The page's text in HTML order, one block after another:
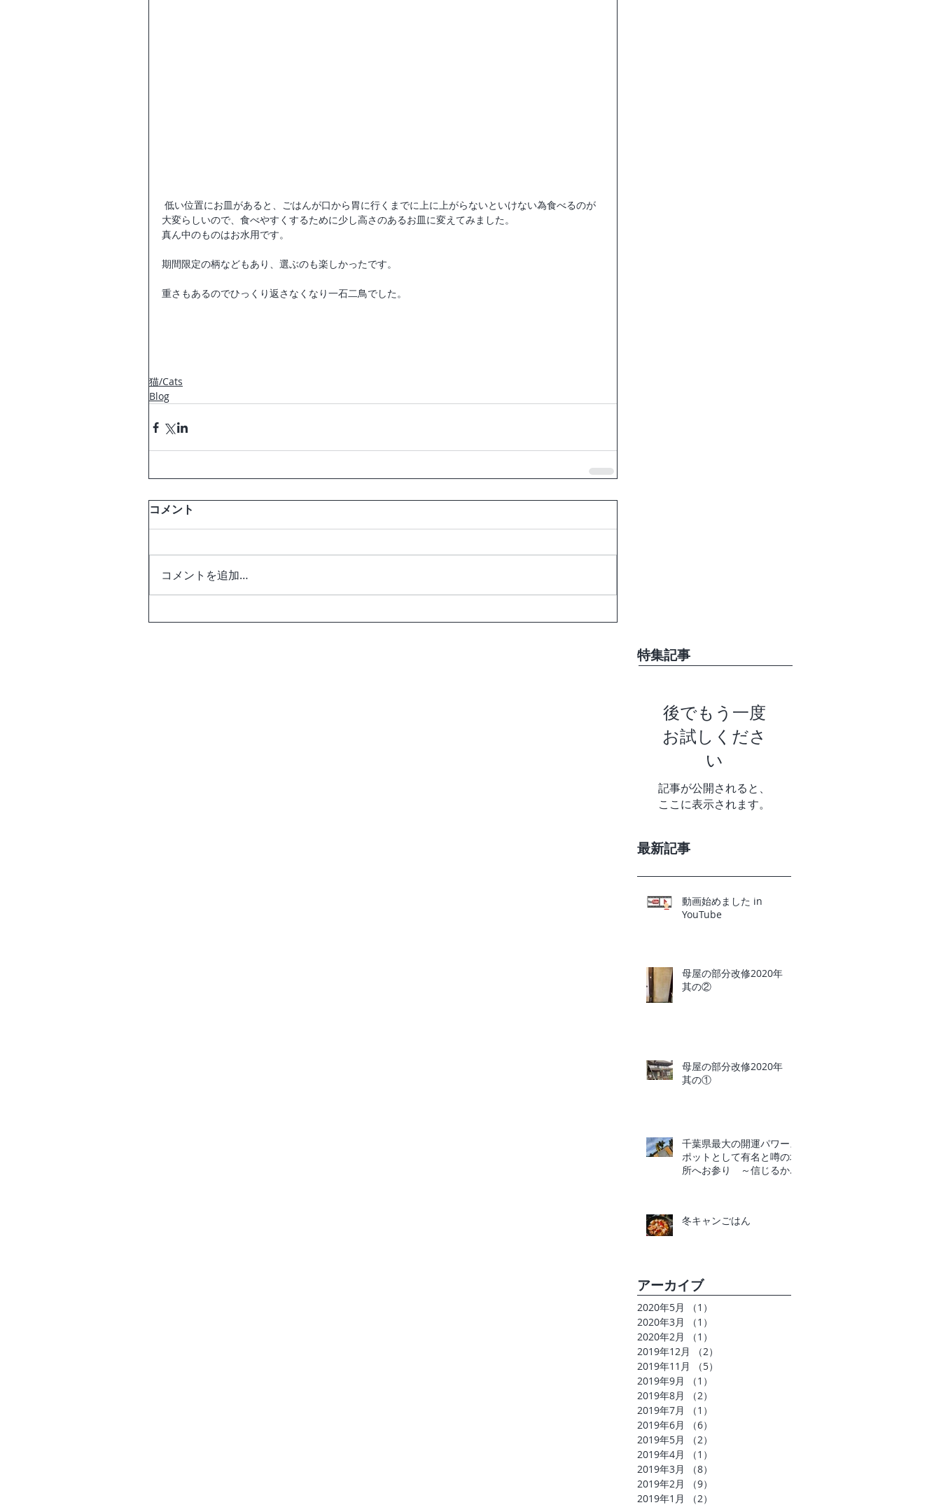
大変らしいので、食べやすくするために少し高さのあるお皿に変えてみました。
真ん中のものはお水用です。
期間限定の柄などもあり、選ぶのも楽しかったです。
重さもあるのでひっくり返さなくなり一石二鳥でした。
猫/Cats
Blog
コメント
コメントを追加…
特集記事
後でもう一度
お試しくださ
い
記事が公開されると、
ここに表示されます。
最新記事
動画始めました in
YouTube
母屋の部分改修2020年
其の②
母屋の部分改修2020年
其の①
千葉県最大の開運パワース
ポットとして有名と噂の場
所へお参り ～信じるか信
冬キャンごはん
アーカイブ
2020年5月 （1）
2020年3月
（1）
2020年2月
（1）
2019年12月
（2）
2019年11月
（5）
2019年9月
（1）
2019年8月
（2）
2019年7月
（1）
2019年6月
（6）
2019年5月
（2）
2019年4月
（1）
2019年3月
（8）
2019年2月
（9）
2019年1月
（2）